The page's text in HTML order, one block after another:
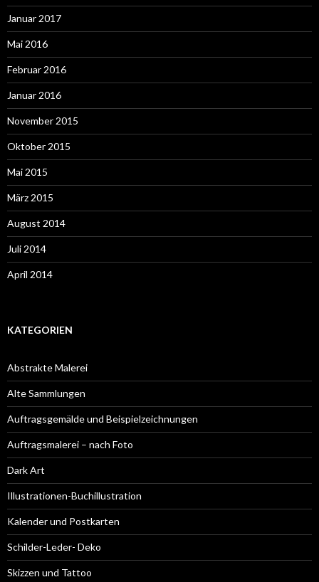
Januar 2017
Mai 2016
Februar 2016
Januar 2016
November 2015
Oktober 2015
Mai 2015
März 2015
August 2014
Juli 2014
April 2014
KATEGORIEN
Abstrakte Malerei
Alte Sammlungen
Auftragsgemälde und Beispielzeichnungen
Auftragsmalerei – nach Foto
Dark Art
Illustrationen-Buchillustration
Kalender und Postkarten
Schilder-Leder- Deko
Skizzen und Tattoo